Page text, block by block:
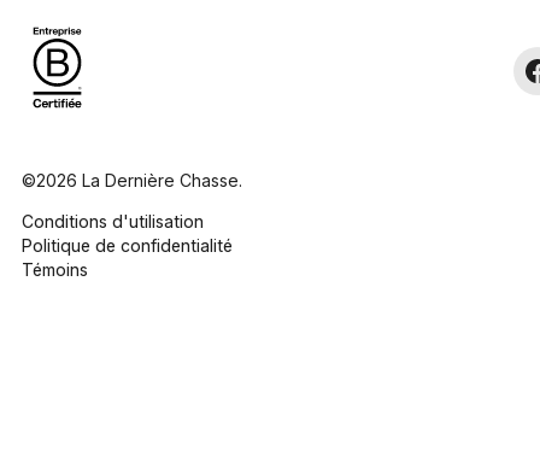
©2026 La Dernière Chasse.
Conditions d'utilisation
Politique de confidentialité
Témoins